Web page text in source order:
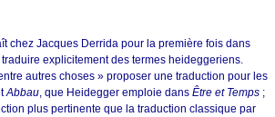
chez Jacques Derrida pour la première fois dans
explicitement des termes heideggeriens.
autres choses » proposer une traduction pour les
Abbau , que Heidegger emploie dans Être et Temps ;
plus pertinente que la traduction classique par